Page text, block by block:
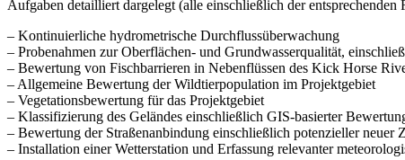
Aufgaben detailliert dargelegt (alle einschließlich der entsprechenden
– Kontinuierliche hydrometrische Durchflussüberwachung
– Probenahmen zur Oberflächen- und Grundwasserqualität,
– Bewertung von Fischbarrieren in Nebenflüssen des Kick Horse
– Allgemeine Bewertung der Wildtierpopulation im Projektgebiet
– Vegetationsbewertung für das Projektgebiet
– Klassifizierung des Geländes einschließlich GIS-basierter
– Bewertung der Straßenanbindung einschließlich potenzieller neuer
– Installation einer Wetterstation und Erfassung relevanter